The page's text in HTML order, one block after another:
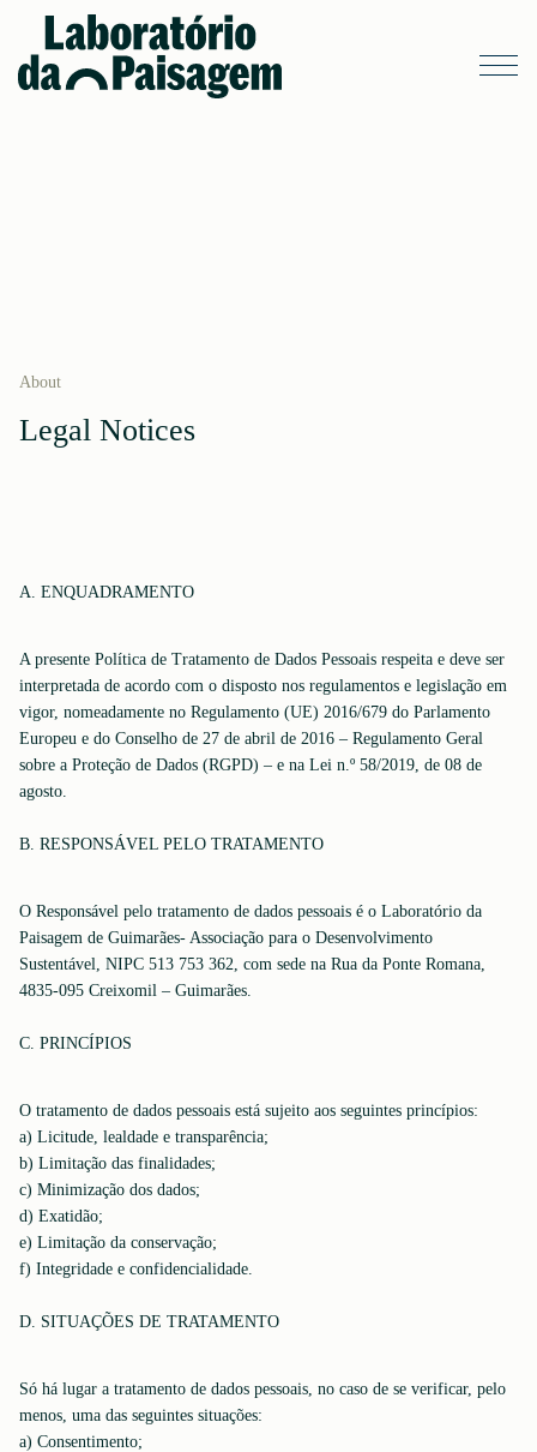
About
Legal Notices
A. ENQUADRAMENTO
A presente Política de Tratamento de Dados Pessoais respeita e deve ser
interpretada de acordo com o disposto nos regulamentos e legislação em
vigor, nomeadamente no Regulamento (UE) 2016/679 do Parlamento
Europeu e do Conselho de 27 de abril de 2016 – Regulamento Geral
sobre a Proteção de Dados (RGPD) – e na Lei n.º 58/2019, de 08 de
agosto.
B. RESPONSÁVEL PELO TRATAMENTO
O Responsável pelo tratamento de dados pessoais é o Laboratório da
Paisagem de Guimarães- Associação para o Desenvolvimento
Sustentável, NIPC 513 753 362, com sede na Rua da Ponte Romana,
4835-095 Creixomil – Guimarães.
C. PRINCÍPIOS
O tratamento de dados pessoais está sujeito aos seguintes princípios:
a) Licitude, lealdade e transparência;
b) Limitação das finalidades;
c) Minimização dos dados;
d) Exatidão;
e) Limitação da conservação;
f) Integridade e confidencialidade.
D. SITUAÇÕES DE TRATAMENTO
Só há lugar a tratamento de dados pessoais, no caso de se verificar, pelo
menos, uma das seguintes situações:
a) Consentimento;